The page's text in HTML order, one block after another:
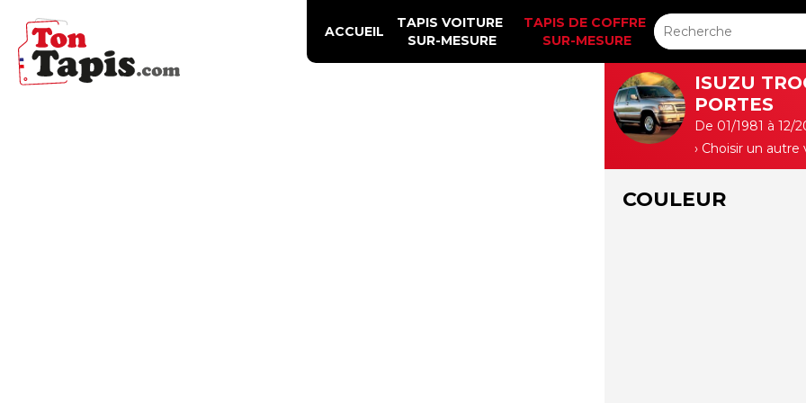
ISUZU
PORTES
De 01/1981 à 12/
› Choisir un autre
COULEUR
ACCUEIL
TAPIS VOITURE
SUR-MESURE
TAPIS DE COFFRE
SUR-MESURE